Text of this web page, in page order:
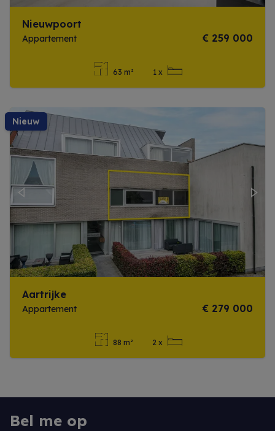
Nieuwpoort
Appartement € 259 000
63 m² 1 x
nieuw
Previous Next
Aartrijke
Appartement € 279 000
88 m² 2 x
Bel me op